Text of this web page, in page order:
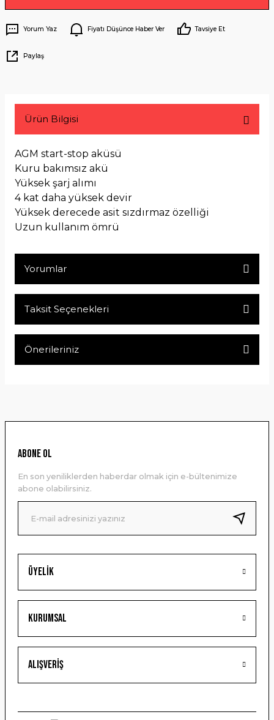
Yorum Yaz Fiyatı Düşünce Haber Ver Tavsiye Et
Paylaş
Ürün Bilgisi
AGM start-stop aküsü
Kuru bakımsız akü
Yüksek şarj alımı
4 kat daha yüksek devir
Yüksek derecede asit sızdırmaz özelliği
Uzun kullanım ömrü
Yorumlar
Taksit Seçenekleri
Önerileriniz
Ürün resmi kalitesiz, bozuk veya görüntülenemiyor.
Ürün bilgilerinde hatalar bulunuyor.
Ürün fiyatı diğer sitelerden daha pahalı.
Bu ürüne benzer farklı alternatifler olmalı.
Gönder
Üyelik
Kurumsal
Alışveriş
ABONE OL
En son yeniliklerden haberdar olmak için e-bültenimize
abone olabilirsiniz.